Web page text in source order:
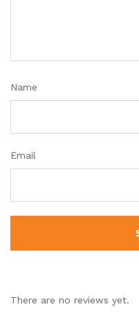
Name
Email
There are no reviews yet.